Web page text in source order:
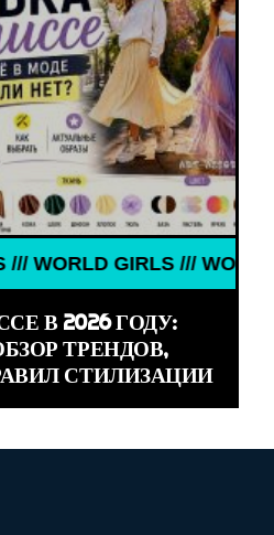
GIRLS /// WORLD
В 2026 ГОДУ:
ТРЕНДОВ,
СТИЛИЗАЦИИ